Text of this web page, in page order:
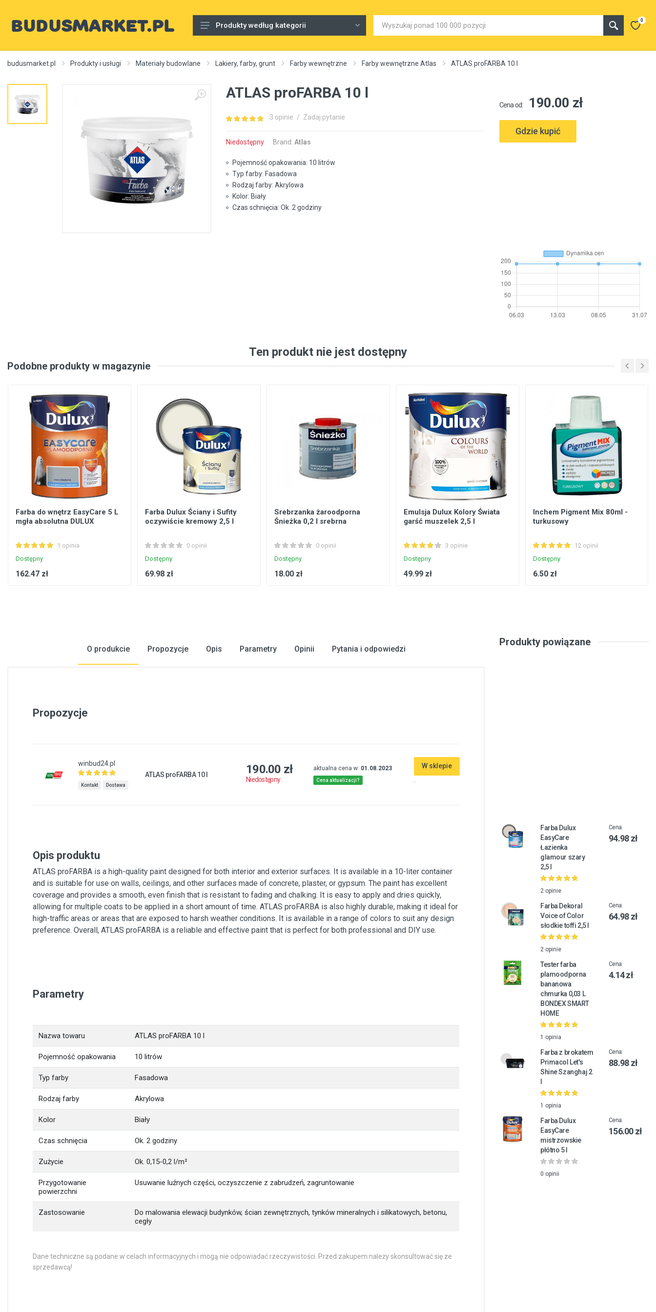
Materiały budowlane
Wnętrze
Zewnętrzny
Ogrzewanie, autonomiczne ogrzewanie, źródła ciepła
Produkty według kategorii
0
budusmarket.pl Produkty i usługi Materiały budowlane Lakiery, farby, grunt Farby wewnętrzne Farby wewnętrzne Atlas ATLAS proFARBA 10 l
ATLAS proFARBA 10 l
3 opinie / Zadaj pytanie
Niedostępny Brand: Atlas
Pojemność opakowania: 10 litrów
Typ farby: Fasadowa
Rodzaj farby: Akrylowa
Kolor: Biały
Czas schnięcia: Ok. 2 godziny
Cena od: 190.00 zł
Gdzie kupić
Ten produkt nie jest dostępny
Podobne produkty w magazynie
Farba do wnętrz EasyCare 5 L
mgła absolutna DULUX
1 opinia
Dostępny
162.47 zł
Farba Dulux Ściany i Sufity
oczywiście kremowy 2,5 l
0 opinii
Dostępny
69.98 zł
Srebrzanka żaroodporna
Śnieżka 0,2 l srebrna
0 opinii
Dostępny
18.00 zł
Emulsja Dulux Kolory Świata
garść muszelek 2,5 l
3 opinie
Dostępny
49.99 zł
Inchem Pigment Mix 80ml -
turkusowy
12 opinii
Dostępny
6.50 zł
O produkcie Propozycje Opis Parametry Opinii Pytania i odpowiedzi
Propozycje
winbud24.pl
Kontakt Dostawa
ATLAS proFARBA 10 l 190.00 zł
Niedostępny
aktualna cena w: 01.08.2023
Cena aktualizacji?
W sklepie
.
Opis produktu
ATLAS proFARBA is a high-quality paint designed for both interior and exterior surfaces. It is available in a 10-liter container
and is suitable for use on walls, ceilings, and other surfaces made of concrete, plaster, or gypsum. The paint has excellent
coverage and provides a smooth, even finish that is resistant to fading and chalking. It is easy to apply and dries quickly,
allowing for multiple coats to be applied in a short amount of time. ATLAS proFARBA is also highly durable, making it ideal for
high-traffic areas or areas that are exposed to harsh weather conditions. It is available in a range of colors to suit any design
preference. Overall, ATLAS proFARBA is a reliable and effective paint that is perfect for both professional and DIY use.
Parametry
Nazwa towaru ATLAS proFARBA 10 l
Pojemność opakowania 10 litrów
Typ farby Fasadowa
Rodzaj farby Akrylowa
Kolor Biały
Czas schnięcia Ok. 2 godziny
Zużycie Ok. 0,15-0,2 l/m²
Przygotowanie
powierzchni
Usuwanie luźnych części, oczyszczenie z zabrudzeń, zagruntowanie
Zastosowanie
Do malowania elewacji budynków, ścian zewnętrznych, tynków mineralnych i silikatowych, betonu,
cegły
Dane techniczne są podane w celach informacyjnych i mogą nie odpowiadać rzeczywistości. Przed zakupem należy skonsultować się ze
sprzedawcą!
Produkty powiązane
Farba Dulux
EasyCare
Łazienka
glamour szary
2,5 l
2 opinie
Cena:
94.98 zł
Farba Dekoral
Voice of Color
słodkie toffi 2,5 l
2 opinie
Cena:
64.98 zł
Tester farba
plamoodporna
bananowa
chmurka 0,03 L
BONDEX SMART
HOME
1 opinia
Cena:
4.14 zł
Farba z brokatem
Primacol Let's
Shine Szanghaj 2
1 opinia
Cena:
88.98 zł
Farba Dulux
EasyCare
mistrzowskie
płótno 5 l
0 opinii
Cena:
156.00 zł